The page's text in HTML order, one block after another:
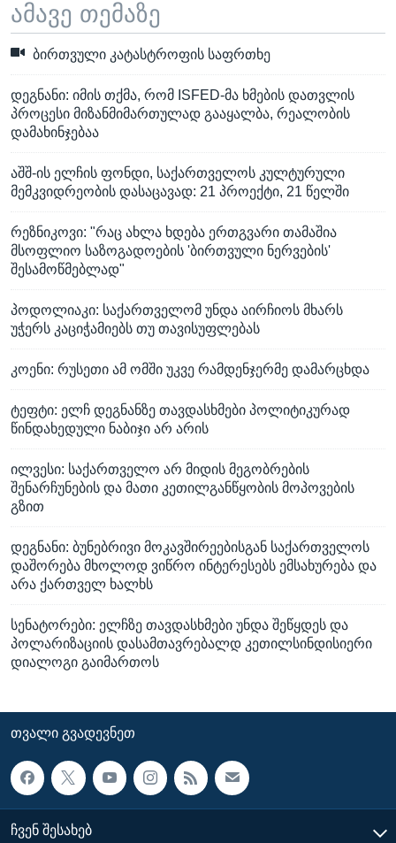
ამავე თემაზე
ბირთვული კატასტროფის საფრთხე
დეგნანი: იმის თქმა, რომ ISFED-მა ხმების დათვლის
პროცესი მიზანმიმართულად გააყალბა, რეალობის
დამახინჯებაა
აშშ-ის ელჩის ფონდი, საქართველოს კულტურული
მემკვიდრეობის დასაცავად: 21 პროექტი, 21 წელში
რეზნიკოვი: "რაც ახლა ხდება ერთგვარი თამაშია
მსოფლიო საზოგადოების 'ბირთვული ნერვების'
შესამოწმებლად"
პოდოლიაკი: საქართველომ უნდა აირჩიოს მხარს
უჭერს კაციჭამიებს თუ თავისუფლებას
კოენი: რუსეთი ამ ომში უკვე რამდენჯერმე დამარცხდა
ტეფტი: ელჩ დეგნანზე თავდასხმები პოლიტიკურად
წინდახედული ნაბიჯი არ არის
ილვესი: საქართველო არ მიდის მეგობრების
შენარჩუნების და მათი კეთილგანწყობის მოპოვების
გზით
დეგნანი: ბუნებრივი მოკავშირეებისგან საქართველოს
დაშორება მხოლოდ ვიწრო ინტერესებს ემსახურება და
არა ქართველ ხალხს
სენატორები: ელჩზე თავდასხმები უნდა შეწყდეს და
პოლარიზაციის დასამთავრებალდ კეთილსინდისიერი
დიალოგი გაიმართოს
ᲗᲕᲐᲚᲘ ᲒᲕᲐᲓᲔᲕᲜᲔᲗ
ᲩᲕᲔᲜ ᲨᲔᲡᲐᲮᲔᲑ